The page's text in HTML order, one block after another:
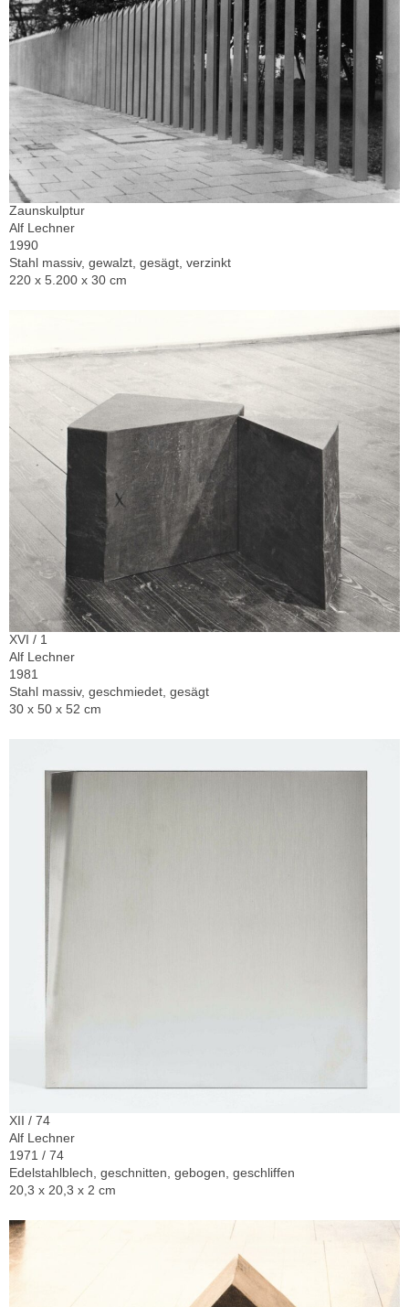
Zaunskulptur
Alf Lechner
1990
Stahl massiv, gewalzt, gesägt, verzinkt
220 x 5.200 x 30 cm
XVI / 1
Alf Lechner
1981
Stahl massiv, geschmiedet, gesägt
30 x 50 x 52 cm
XII / 74
Alf Lechner
1971 / 74
Edelstahlblech, geschnitten, gebogen, geschliffen
20,3 x 20,3 x 2 cm